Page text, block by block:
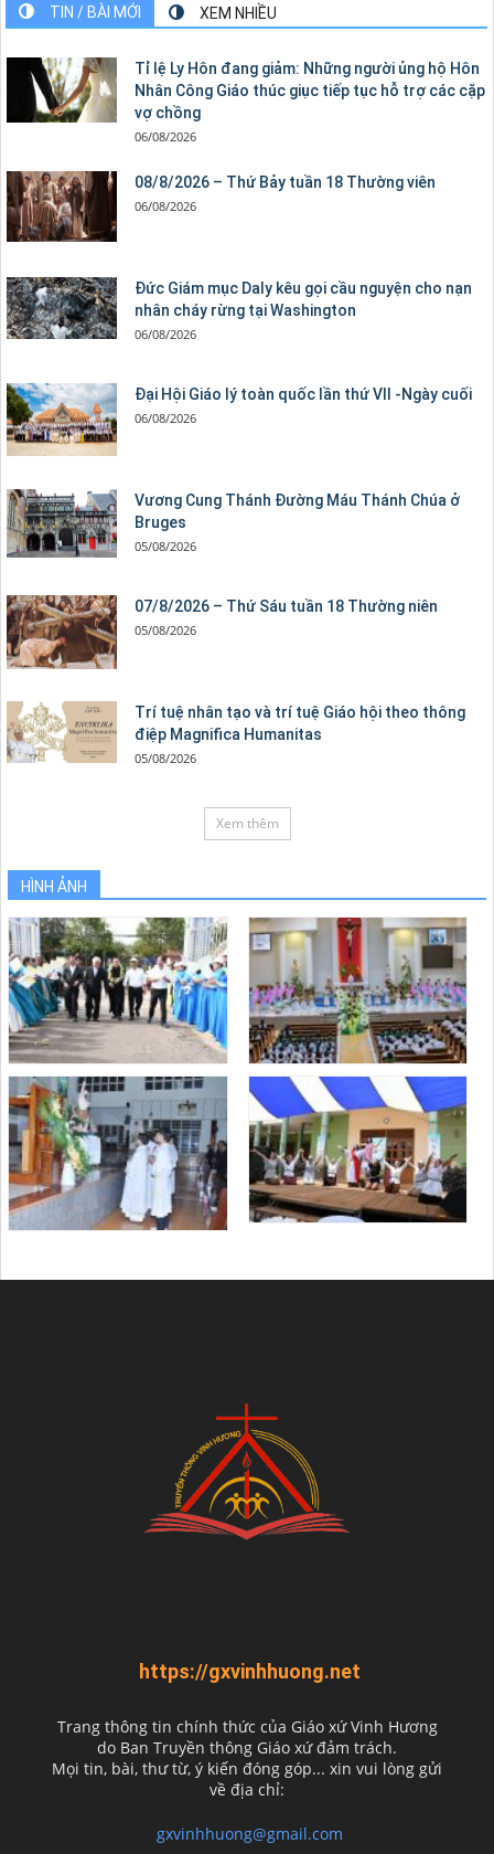
TIN / BÀI MỚI XEM NHIỀU
Tỉ lệ Ly Hôn đang giảm: Những người ủng hộ Hôn
Nhân Công Giáo thúc giục tiếp tục hỗ trợ các cặp
vợ chồng
06/08/2026
08/8/2026 – Thứ Bảy tuần 18 Thường viên
06/08/2026
Đức Giám mục Daly kêu gọi cầu nguyện cho nạn
nhân cháy rừng tại Washington
06/08/2026
Đại Hội Giáo lý toàn quốc lần thứ VII -Ngày cuối
06/08/2026
Vương Cung Thánh Ðường Máu Thánh Chúa ở
Bruges
05/08/2026
07/8/2026 – Thứ Sáu tuần 18 Thường niên
05/08/2026
Trí tuệ nhân tạo và trí tuệ Giáo hội theo thông
điệp Magnifica Humanitas
05/08/2026
Xem thêm
HÌNH ẢNH
https://gxvinhhuong.net
Trang thông tin chính thức của Giáo xứ Vinh Hương
do Ban Truyền thông Giáo xứ đảm trách.
Mọi tin, bài, thư từ, ý kiến đóng góp... xin vui lòng gửi
về địa chỉ:
gxvinhhuong@gmail.com